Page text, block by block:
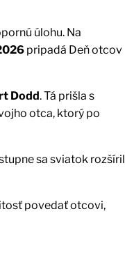
úlohu. Na
pripadá Deň otcov
Dodd. Tá prišla s
otca, ktorý po
sa sviatok rozšíril
povedať otcovi,